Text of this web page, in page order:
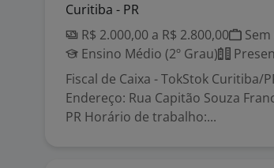
Curitiba - PR
R$ 2.000,00 a R$ 2.800,00
Ensino Médio (2º Grau)
Fiscal de Caixa - TokStok Curitiba/
Endereço: Rua Capitão Souza
PR Horário de trabalho:...